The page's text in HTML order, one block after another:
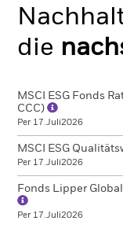
die
MSCI ESG Fonds
CCC)
Per 17.Juli2026
MSCI ESG
Per 17.Juli2026
Fonds Lipper
Per 17.Juli2026